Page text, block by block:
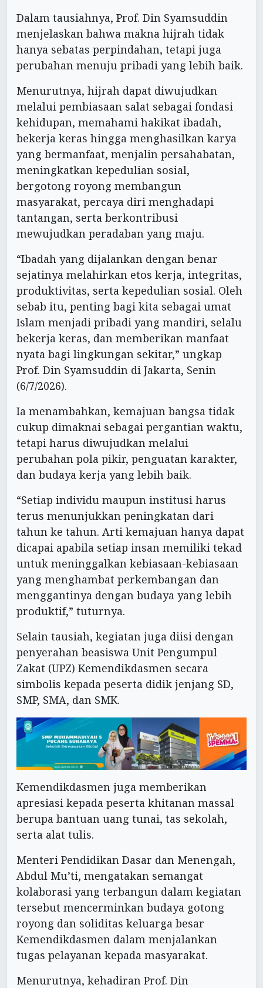
Dalam tausiahnya, Prof. Din Syamsuddin
menjelaskan bahwa makna hijrah tidak
hanya sebatas perpindahan, tetapi juga
perubahan menuju pribadi yang lebih baik.
Menurutnya, hijrah dapat diwujudkan
melalui pembiasaan salat sebagai fondasi
kehidupan, memahami hakikat ibadah,
bekerja keras hingga menghasilkan karya
yang bermanfaat, menjalin persahabatan,
meningkatkan kepedulian sosial,
bergotong royong membangun
masyarakat, percaya diri menghadapi
tantangan, serta berkontribusi
mewujudkan peradaban yang maju.
“Ibadah yang dijalankan dengan benar
sejatinya melahirkan etos kerja, integritas,
produktivitas, serta kepedulian sosial. Oleh
sebab itu, penting bagi kita sebagai umat
Islam menjadi pribadi yang mandiri, selalu
bekerja keras, dan memberikan manfaat
nyata bagi lingkungan sekitar,” ungkap
Prof. Din Syamsuddin di Jakarta, Senin
(6/7/2026).
Ia menambahkan, kemajuan bangsa tidak
cukup dimaknai sebagai pergantian waktu,
tetapi harus diwujudkan melalui
perubahan pola pikir, penguatan karakter,
dan budaya kerja yang lebih baik.
“Setiap individu maupun institusi harus
terus menunjukkan peningkatan dari
tahun ke tahun. Arti kemajuan hanya dapat
dicapai apabila setiap insan memiliki tekad
untuk meninggalkan kebiasaan-kebiasaan
yang menghambat perkembangan dan
menggantinya dengan budaya yang lebih
produktif,” tuturnya.
Selain tausiah, kegiatan juga diisi dengan
penyerahan beasiswa Unit Pengumpul
Zakat (UPZ) Kemendikdasmen secara
simbolis kepada peserta didik jenjang SD,
SMP, SMA, dan SMK.
Kemendikdasmen juga memberikan
apresiasi kepada peserta khitanan massal
berupa bantuan uang tunai, tas sekolah,
serta alat tulis.
Menteri Pendidikan Dasar dan Menengah,
Abdul Mu’ti, mengatakan semangat
kolaborasi yang terbangun dalam kegiatan
tersebut mencerminkan budaya gotong
royong dan soliditas keluarga besar
Kemendikdasmen dalam menjalankan
tugas pelayanan kepada masyarakat.
Menurutnya, kehadiran Prof. Din